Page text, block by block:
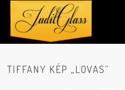
TIFFANY KÉP „LOVAS”